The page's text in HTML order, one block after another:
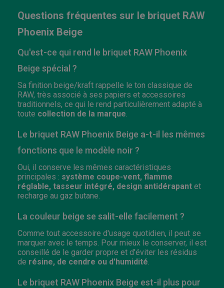
Questions fréquentes sur le briquet RAW
Phoenix Beige
Qu'est-ce qui rend le briquet RAW Phoenix
Beige spécial ?
Sa finition beige/kraft rappelle le ton classique de
RAW, très associé à ses papiers et accessoires
traditionnels, ce qui le rend particulièrement adapté à
toute collection de la marque
Le briquet RAW Phoenix Beige a-t-il les mêmes
fonctions que le modèle noir ?
Oui, il conserve les mêmes caractéristiques
principales : système coupe-vent, flamme
réglable, tasseur intégré, design antidérapant et
recharge au gaz butane.
La couleur beige se salit-elle facilement ?
Comme tout accessoire d'usage quotidien, il peut se
marquer avec le temps. Pour mieux le conserver, il est
conseillé de le garder propre et d'éviter les résidus
de résine, de cendre ou d'humidité
Le briquet RAW Phoenix Beige est-il plus pour